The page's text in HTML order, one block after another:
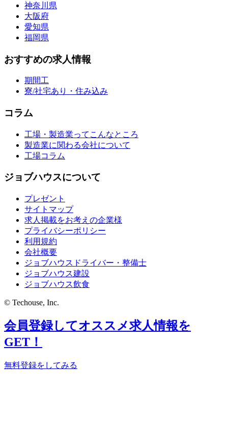
神奈川県
大阪府
愛知県
福岡県
おすすめの求人情報
期間工
寮/社宅あり・住み込み
コラム
工場・製造業ってこんなところ
製造業に関わる会社について
工場コラム
ジョブハウスについて
プレゼント
サイトマップ
求人掲載をお考えの企業様
プライバシーポリシー
利用規約
会社概要
ジョブハウスドライバー・整備士
ジョブハウス建設
ジョブハウス飲食
© Techouse, Inc.
会員登録してオススメ求人情報を
GET！
無料登録をしてみる